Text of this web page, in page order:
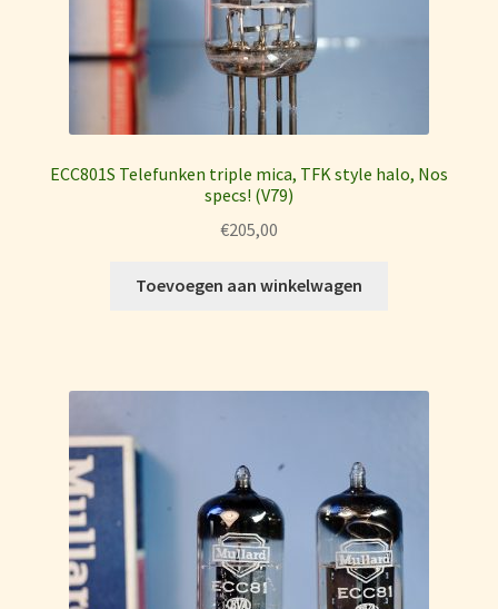
ECC801S Telefunken triple mica, TFK style halo, Nos
specs! (V79)
€205,00
Toevoegen aan winkelwagen